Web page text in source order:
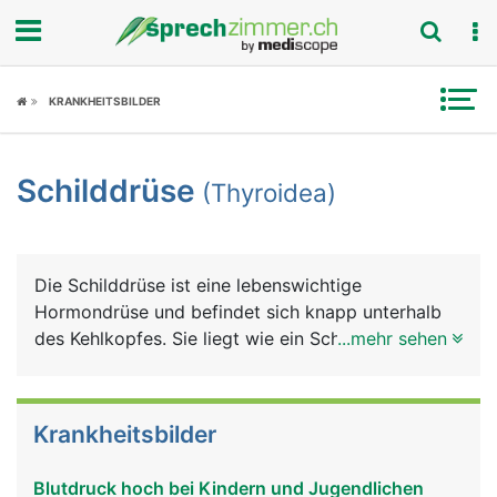
Fokus
Symptome
News
Rubriken
KRANKHEITSBILDER
Schilddrüse (Thyroidea)
Die Schilddrüse ist eine lebenswichtige
Hormondrüse und befindet sich knapp unterhalb
des Kehlkopfes. Sie liegt wie ein Schild vor
Schilddrüse produziert Schilddrüsenhormone und
...mehr sehen
Krankheitsbilder
Blutdruck hoch bei Kindern und Jugendlichen